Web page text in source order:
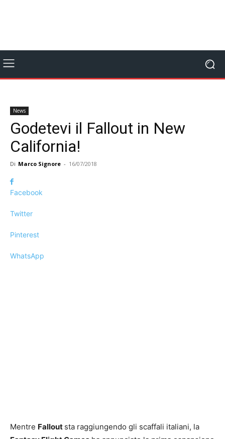
News
Godetevi il Fallout in New
California!
Di Marco Signore - 16/07/2018
Facebook
Twitter
Pinterest
WhatsApp
Mentre Fallout sta raggiungendo gli scaffali italiani, la